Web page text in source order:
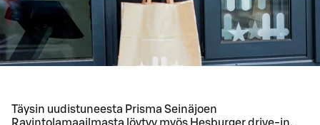
Täysin uudistuneesta Prisma Seinäjoen